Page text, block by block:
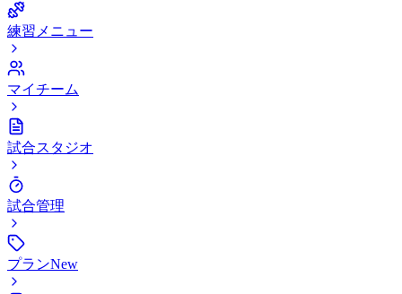
練習メニュー
マイチーム
試合スタジオ
試合管理
プランNew